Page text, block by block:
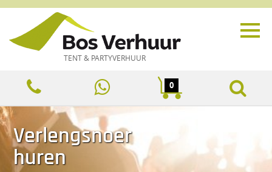
TENT & PARTYVERHUUR
0
Verlengsnoer
huren